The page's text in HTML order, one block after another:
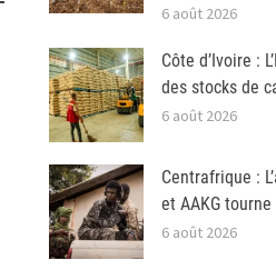
6 août 2026
Côte d’Ivoire :
des stocks de
6 août 2026
Centrafrique :
et AAKG
6 août 2026